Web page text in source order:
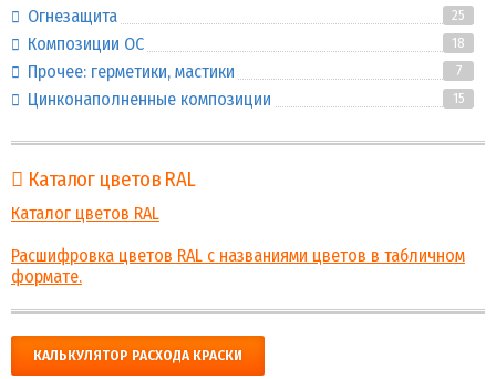
Огнезащита 25
Композиции ОС 18
Прочее: герметики, мастики 7
Цинконаполненные композиции 15
Каталог цветов RAL
Каталог цветов RAL
Расшифровка цветов RAL с названиями цветов в табличном
формате.
КАЛЬКУЛЯТОР РАСХОДА КРАСКИ